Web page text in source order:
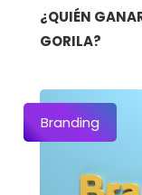
¿QUIÉN
GORILA?
Branding